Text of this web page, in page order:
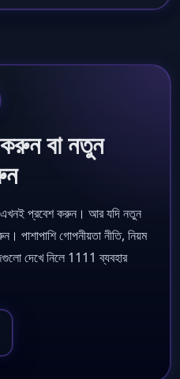
বা নতুন
এখনই প্রবেশ করুন। আর যদি নতুন
পাশাপাশি গোপনীয়তা নীতি, নিয়ম
দেখে নিলে 1111 ব্যবহার